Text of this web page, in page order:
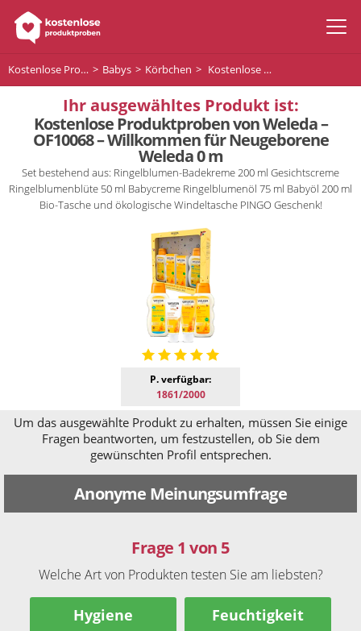
Kostenlose Produktproben Babys Körbchen Kostenlose Produktproben von Weleda – OF10068 – Willkommen für Neugeborene Weleda 0 m
Ihr ausgewähltes Produkt ist:
Kostenlose Produktproben von Weleda –
OF10068 – Willkommen für Neugeborene
Weleda 0 m
Set bestehend aus: Ringelblumen-Badekreme 200 ml Gesichtscreme
Ringelblumenblüte 50 ml Babycreme Ringelblumenöl 75 ml Babyöl 200 ml
Bio-Tasche und ökologische Windeltasche PINGO Geschenk!
P. verfügbar:
1861/2000
Anonyme Meinungsumfrage
Um das ausgewählte Produkt zu erhalten, müssen Sie einige
Fragen beantworten, um festzustellen, ob Sie dem
gewünschten Profil entsprechen.
Frage 1 von 5
Welche Art von Produkten testen Sie am liebsten?
Hygiene Feuchtigkeit